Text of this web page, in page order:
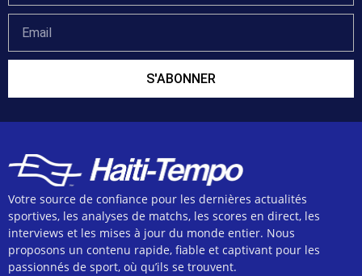
S'ABONNER
Votre source de confiance pour les dernières actualités
sportives, les analyses de matchs, les scores en direct, les
interviews et les mises à jour du monde entier. Nous
proposons un contenu rapide, fiable et captivant pour les
passionnés de sport, où qu’ils se trouvent.